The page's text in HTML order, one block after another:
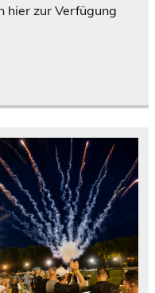
hier zur Verfügung